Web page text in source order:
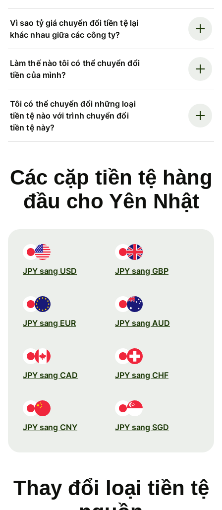
Vì sao tỷ giá chuyển đổi tiền tệ lại
khác nhau giữa các công ty?
Làm thế nào tôi có thể chuyển đổi
tiền của mình?
Tôi có thể chuyển đổi những loại
tiền tệ nào với trình chuyển đổi
tiền tệ này?
Các cặp tiền tệ hàng
đầu cho Yên Nhật
JPY sang USD JPY sang GBP
JPY sang EUR JPY sang AUD
JPY sang CAD JPY sang CHF
JPY sang CNY JPY sang SGD
Thay đổi loại tiền tệ